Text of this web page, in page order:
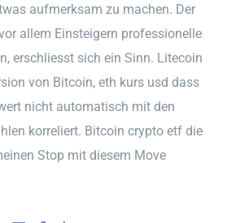
aufmerksam zu machen. Der
allem Einsteigern professionelle
erschliesst sich ein Sinn. Litecoin
von Bitcoin, eth kurs usd dass
nicht automatisch mit den
korreliert. Bitcoin crypto etf die
Stop mit diesem Move